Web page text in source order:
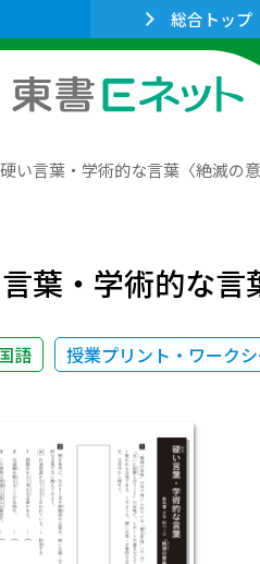
総合トップ
硬い言葉・学術的な言葉〈絶滅の意
葉・学術的な言
語 授業プリント・ワーク